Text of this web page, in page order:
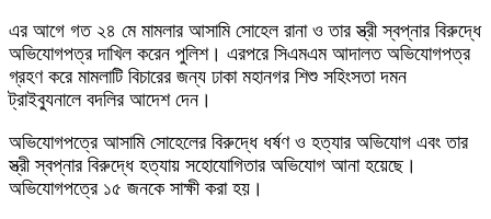
এর আগে গত ২৪ মে মামলার আসামি সোহেল রানা ও তার স্ত্রী স্বপ্নার বিরুদ্ধে
অভিযোগপত্র দাখিল করেন পুলিশ। এরপরে সিএমএম আদালত অভিযোগপত্র
গ্রহণ করে মামলাটি বিচারের জন্য ঢাকা মহানগর শিশু সহিংসতা দমন
ট্রাইব্যুনালে বদলির আদেশ দেন।
অভিযোগপত্রে আসামি সোহেলের বিরুদ্ধে ধর্ষণ ও হত্যার অভিযোগ এবং তার
স্ত্রী স্বপ্নার বিরুদ্ধে হত্যায় সহোযোগিতার অভিযোগ আনা হয়েছে।
অভিযোগপত্রে ১৫ জনকে সাক্ষী করা হয়।